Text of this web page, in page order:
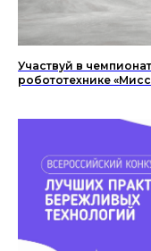
Участвуй в
робототехнике